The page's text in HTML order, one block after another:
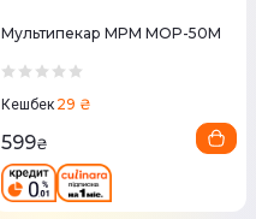
Мультипекар MPM MOP-50M
Кешбек 29 ₴
599₴